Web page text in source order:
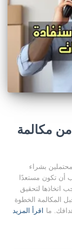
مكالمة
بشراء
أن تكون مستعدًا
اتخاذها لتحقيق
المكالمة الخطوة
ما اقرأ المزيد